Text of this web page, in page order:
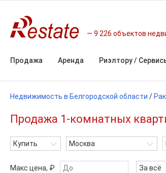
9 226 объектов
Продажа Аренда Риэлтору /
Недвижимость в Белгородской области /
Продажа 1-комнатных
Купить Москва
Макс цена, ₽ За всё